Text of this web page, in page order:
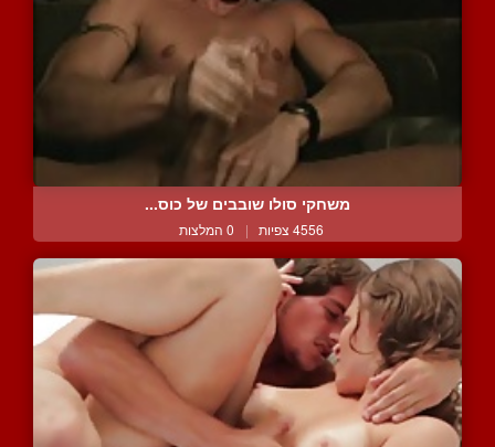
משחקי סולו שובבים של כוס...
4556 צפיות | 0 המלצות